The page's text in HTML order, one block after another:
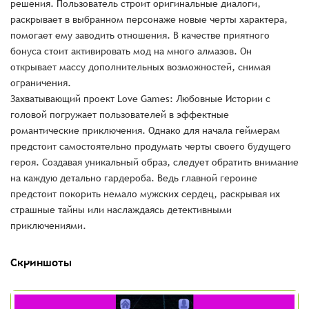
решения. Пользователь строит оригинальные диалоги,
раскрывает в выбранном персонаже новые черты характера,
помогает ему заводить отношения. В качестве приятного
бонуса стоит активировать мод на много алмазов. Он
открывает массу дополнительных возможностей, снимая
ограничения.
Захватывающий проект Love Games: Любовные Истории с
головой погружает пользователей в эффектные
романтические приключения. Однако для начала геймерам
предстоит самостоятельно продумать черты своего будущего
героя. Создавая уникальный образ, следует обратить внимание
на каждую детально гардероба. Ведь главной героине
предстоит покорить немало мужских сердец, раскрывая их
страшные тайны или наслаждаясь детективными
приключениями.
Скриншоты